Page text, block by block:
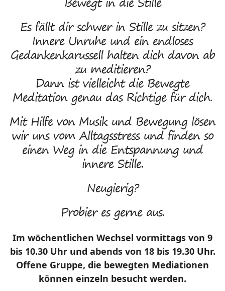
Bewegt in die Stille
Es fällt dir schwer in Stille zu sitzen?
Innere Unruhe und ein endloses
Gedankenkarussell halten dich davon ab
zu meditieren?
Dann ist vielleicht die Bewegte
Meditation genau das Richtige für dich.
Mit Hilfe von Musik und Bewegung lösen
wir uns vom Alltagsstress und finden so
einen Weg in die Entspannung und
innere Stille.
Neugierig?
Probier es gerne aus.
Im wöchentlichen Wechsel vormittags von 9
bis 10.30 Uhr und abends von 18 bis 19.30 Uhr.
Offene Gruppe, die bewegten Mediationen
können einzeln besucht werden.